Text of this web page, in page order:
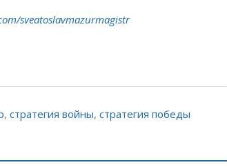
sveatoslavmazurmagistr
, стратегия войны, стратегия победы